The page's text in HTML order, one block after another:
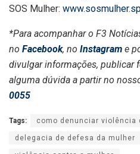
SOS Mulher:
*Para acompanhar o F3
no Facebook, no Instagram e
divulgar informações, publicar
alguma dúvida a partir no
0055
Tags: como denunciar violência
delegacia de defesa da mulher